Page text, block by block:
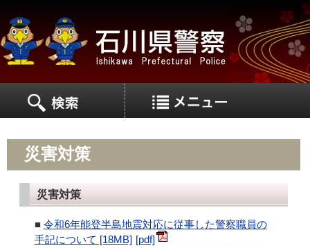
災害対策
災害対策
■ 令和6年能登半島地震対応に従事した警察職員の
手記について [18MB]